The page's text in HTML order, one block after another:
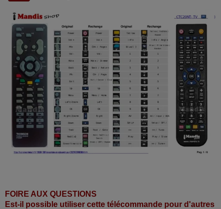
FOIRE AUX QUESTIONS
Est-il possible utiliser cette télécommande pour d'autres